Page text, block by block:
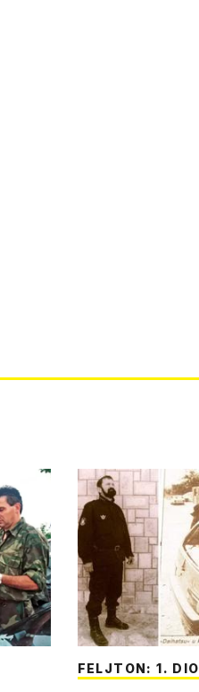
FELJTON: 1. DIO